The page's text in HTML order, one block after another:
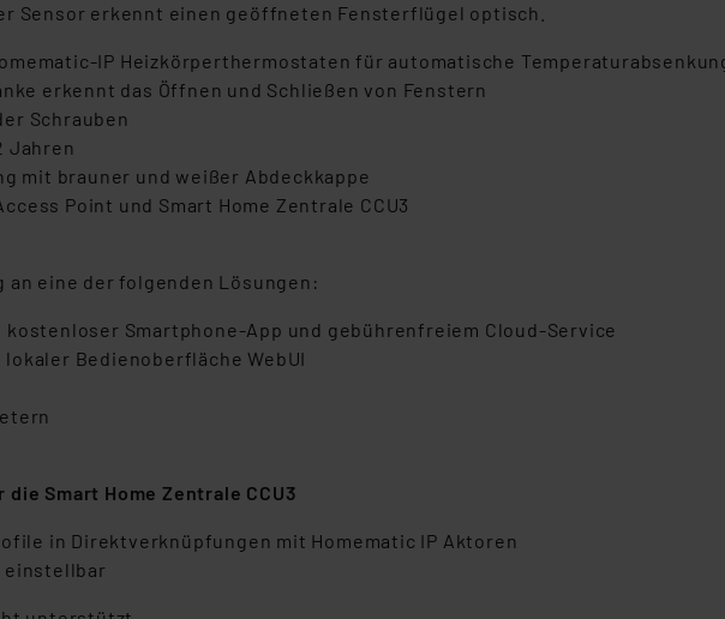
Sensor erkennt einen geöffneten Fensterflügel optisch.
IP Heizkörperthermostaten für automatische
erkennt das Öffnen und Schließen von Fenstern
Schrauben
Jahren
mit brauner und weißer Abdeckkappe
Point und Smart Home Zentrale CCU3
eine der folgenden Lösungen:
kostenloser Smartphone-App und gebührenfreiem Cloud-Service
lokaler Bedienoberfläche WebUI
Smart Home Zentrale CCU3
in Direktverknüpfungen mit Homematic IP Aktoren
einstellbar